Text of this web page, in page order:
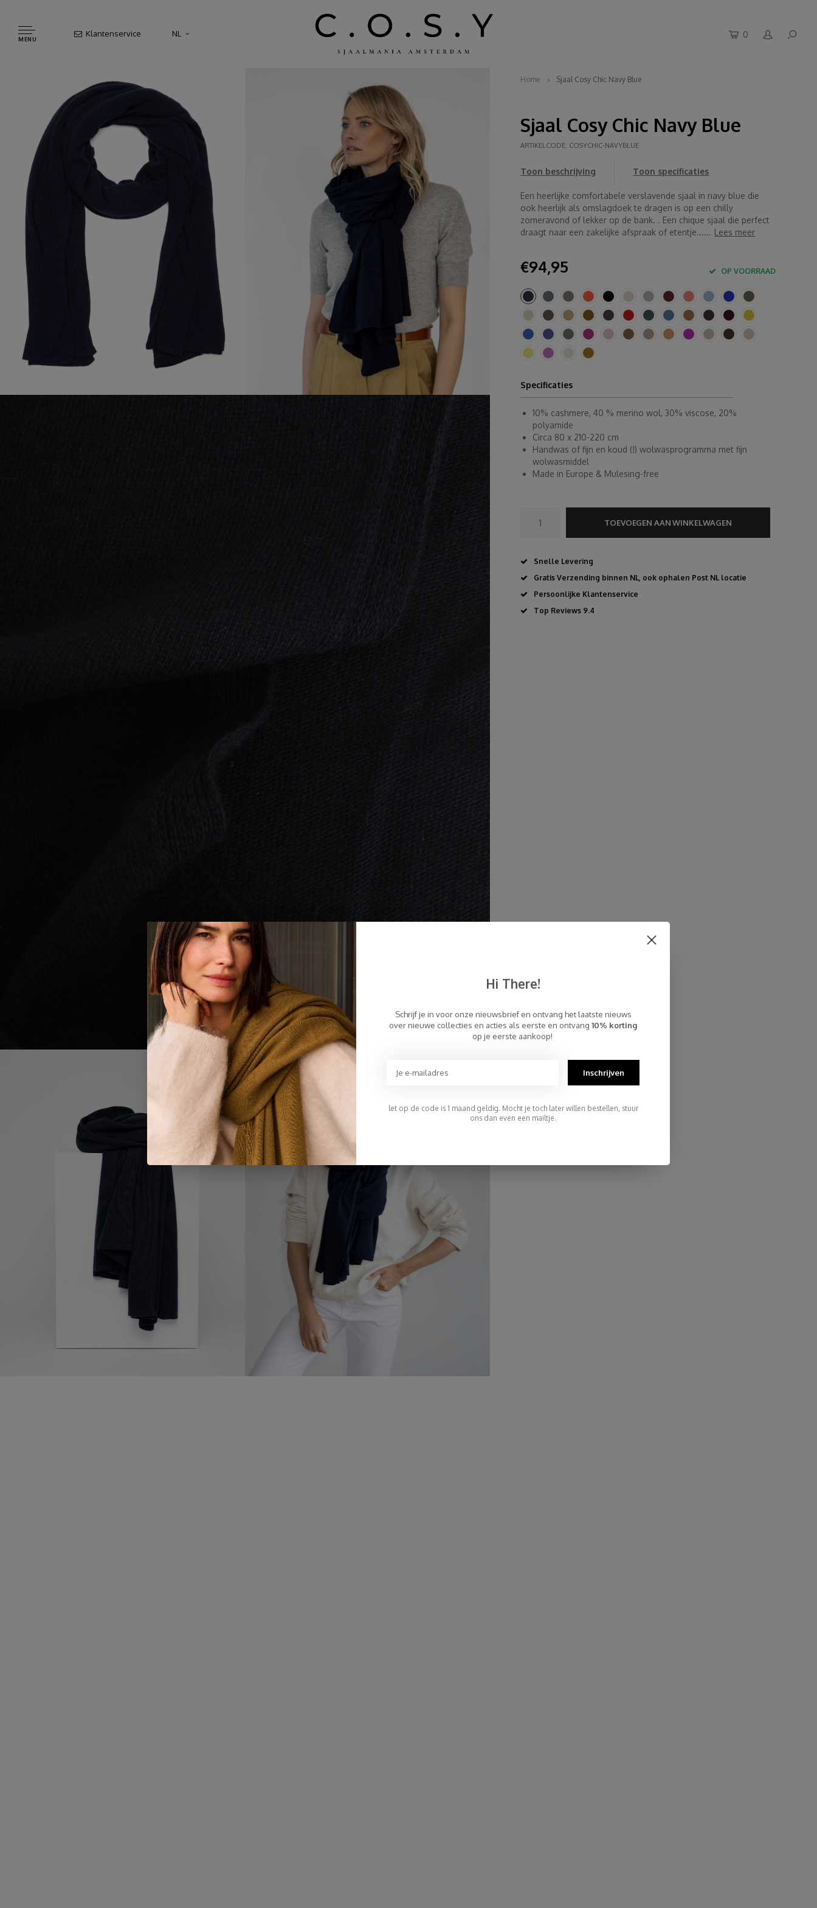
MENU
Klantenservice NL 0
Home Sjaal Cosy Chic Navy Blue
Sjaal Cosy Chic Navy Blue
ARTIKELCODE: COSYCHIC-NAVYBLUE
Toon beschrijving Toon specificaties
Een heerlijke comfortabele verslavende sjaal in navy blue die
ook heerlijk als omslagdoek te dragen is op een chilly
zomeravond of lekker op de bank. . Een chique sjaal die perfect
draagt naar een zakelijke afspraak of etentje...... Lees meer
€94,95 OP VOORRAAD
Specificaties
10% cashmere, 40 % merino wol, 30% viscose, 20%
polyamide
Circa 80 x 210-220 cm
Handwas of fijn en koud (!) wolwasprogramma met fijn
wolwasmiddel
Made in Europe & Mulesing-free
TOEVOEGEN AAN WINKELWAGEN
Snelle Levering
Gratis Verzending binnen NL, ook ophalen Post NL locatie
Persoonlijke Klantenservice
Top Reviews 9.4
Hi There!
Schrijf je in voor onze nieuwsbrief en ontvang het laatste nieuws
over nieuwe collecties en acties als eerste en ontvang 10% korting
op je eerste aankoop!
Inschrijven
let op de code is 1 maand geldig. Mocht je toch later willen bestellen, stuur
ons dan even een mailtje.